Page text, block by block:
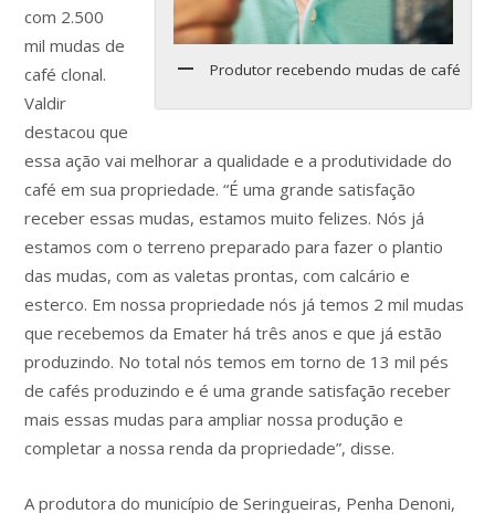
Produtor recebendo mudas de café
com 2.500
mil mudas de
café clonal.
Valdir
destacou que
essa ação vai melhorar a qualidade e a produtividade do
café em sua propriedade. “É uma grande satisfação
receber essas mudas, estamos muito felizes. Nós já
estamos com o terreno preparado para fazer o plantio
das mudas, com as valetas prontas, com calcário e
esterco. Em nossa propriedade nós já temos 2 mil mudas
que recebemos da Emater há três anos e que já estão
produzindo. No total nós temos em torno de 13 mil pés
de cafés produzindo e é uma grande satisfação receber
mais essas mudas para ampliar nossa produção e
completar a nossa renda da propriedade”, disse.
A produtora do município de Seringueiras, Penha Denoni,